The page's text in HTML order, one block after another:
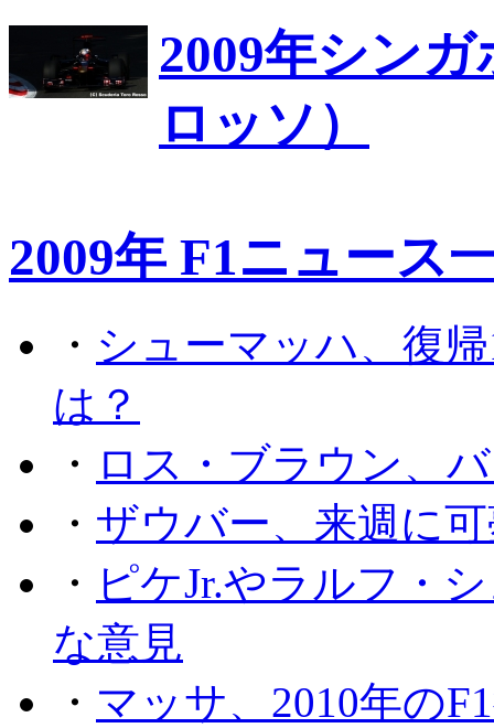
2009年シン
ロッソ）
2009年 F1ニュース
・ シューマッハ、復
は？
・ ロス・ブラウン、
・ ザウバー、来週に
・ ピケJr.やラルフ・
な意見
・ マッサ、2010年の